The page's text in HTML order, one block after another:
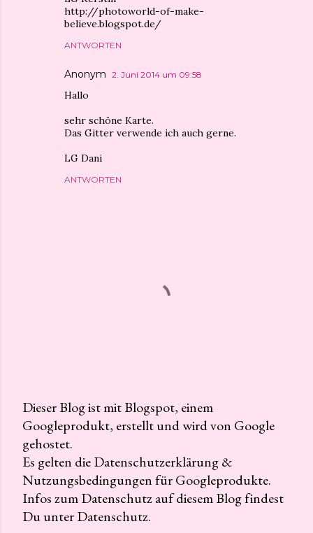
http://photoworld-of-make-
believe.blogspot.de/
ANTWORTEN
Anonym 2. Juni 2014 um 09:58
Hallo
sehr schöne Karte.
Das Gitter verwende ich auch gerne.
LG Dani
ANTWORTEN
K
o
m
m
e
n
Dieser Blog ist mit Blogspot, einem
Googleprodukt, erstellt und wird von Google
gehostet.
Es gelten die Datenschutzerklärung &
Nutzungsbedingungen für Googleprodukte.
Infos zum Datenschutz auf diesem Blog findest
Du unter Datenschutz.